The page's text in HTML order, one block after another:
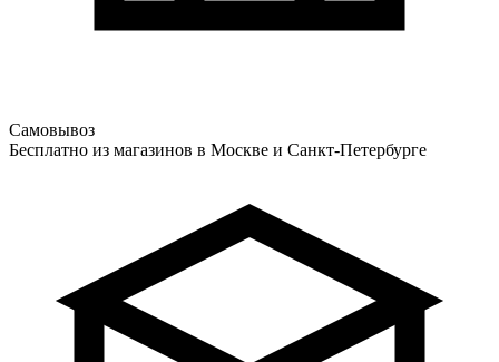
Самовывоз
Бесплатно из магазинов в Москве и Санкт-Петербурге